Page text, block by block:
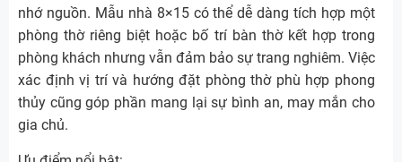
nhớ nguồn. Mẫu nhà 8×15 có thể dễ dàng tích hợp một
phòng thờ riêng biệt hoặc bố trí bàn thờ kết hợp trong
phòng khách nhưng vẫn đảm bảo sự trang nghiêm. Việc
xác định vị trí và hướng đặt phòng thờ phù hợp phong
thủy cũng góp phần mang lại sự bình an, may mắn cho
gia chủ.